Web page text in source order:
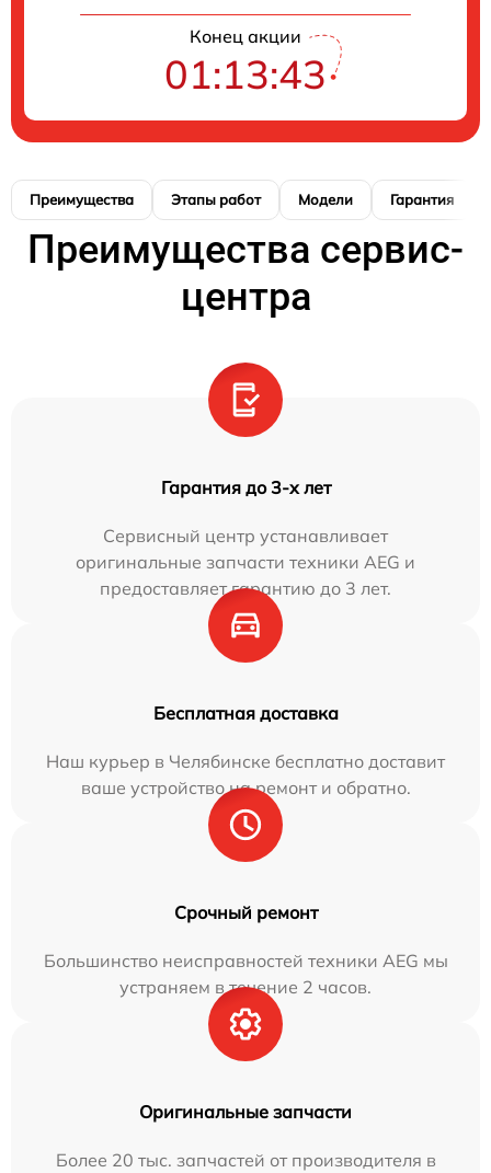
Конец акции
01:13:42
Преимущества Этапы работ Модели Гарантия
Преимущества сервис-
центра
Гарантия до 3-х лет
Сервисный центр устанавливает
оригинальные запчасти техники AEG и
предоставляет гарантию до 3 лет.
Бесплатная доставка
Наш курьер в Челябинске бесплатно доставит
ваше устройство на ремонт и обратно.
Срочный ремонт
Большинство неисправностей техники AEG мы
устраняем в течение 2 часов.
Оригинальные запчасти
Более 20 тыс. запчастей от производителя в